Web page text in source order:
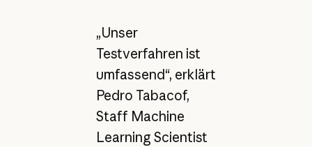
„Unser
Testverfahren ist
umfassend“, erklärt
Pedro Tabacof,
Staff Machine
Learning Scientist